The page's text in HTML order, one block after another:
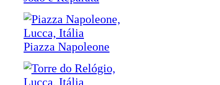
Piazza Napoleone